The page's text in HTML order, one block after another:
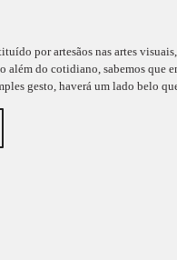
por artesãos nas artes
além do cotidiano, sabemos que
gesto, haverá um lado belo